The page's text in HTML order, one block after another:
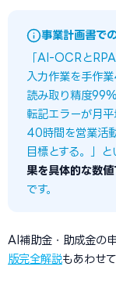
事業計画書で
「AI-OCRと
入力作業を手作
読み取り精度
転記エラーが月
40時間を営業活
目標とする。」と
果を具体的な数値
です。
AI補助金・助成金の
版完全解説もあわせ